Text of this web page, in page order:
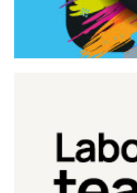
Laboratorio di